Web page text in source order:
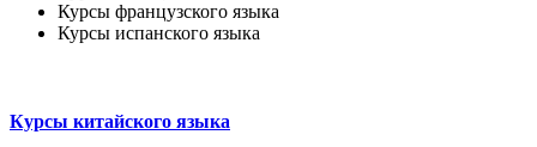
Курсы французского языка
Курсы испанского языка
Курсы китайского языка